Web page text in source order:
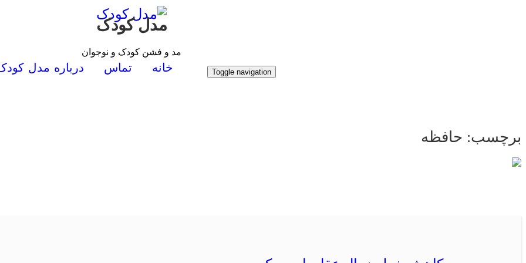
Toggle navigation
مدل کودک
مد و فشن کودک و نوجوان
خانه تماس درباره مدل
برچسب: حافظه